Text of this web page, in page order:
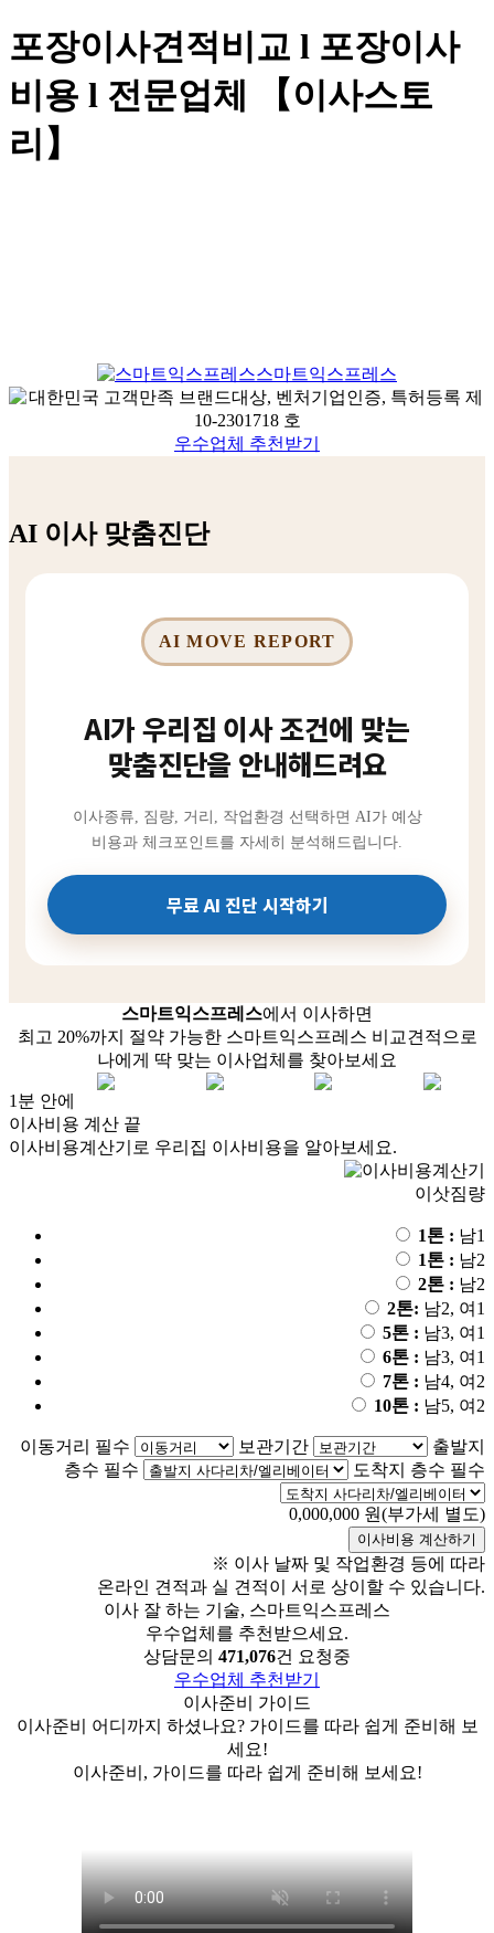
포장이사견적비교 l 포장이사
비용 l 전문업체 【이사스토
리】
스마트익스프레스
우수업체 추천받기
AI 이사 맞춤진단
AI MOVE REPORT
AI가 우리집 이사 조건에 맞는
맞춤진단을 안내해드려요
이사종류, 짐량, 거리, 작업환경 선택하면 AI가 예상
비용과 체크포인트를 자세히 분석해드립니다.
무료 AI 진단 시작하기
스마트익스프레스에서 이사하면
최고 20%까지 절약 가능한 스마트익스프레스 비교견적으로
나에게 딱 맞는 이사업체를 찾아보세요
1분 안에
이사비용 계산 끝
이사비용계산기로 우리집 이사비용을 알아보세요.
이삿짐량
1톤 : 남1
1톤 : 남2
2톤 : 남2
2톤: 남2, 여1
5톤 : 남3, 여1
6톤 : 남3, 여1
7톤 : 남4, 여2
10톤 : 남5, 여2
이동거리 필수 보관기간
출발지
층수 필수
도착지 층수 필수
0,000,000 원(부가세 별도)
이사비용 계산하기
※ 이사 날짜 및 작업환경 등에 따라
온라인 견적과 실 견적이 서로 상이할 수 있습니다.
이사 잘 하는 기술, 스마트익스프레스
우수업체를 추천받으세요.
상담문의 471,076건 요청중
우수업체 추천받기
이사준비 가이드
이사준비 어디까지 하셨나요? 가이드를 따라 쉽게 준비해 보
세요!
이사준비, 가이드를 따라 쉽게 준비해 보세요!